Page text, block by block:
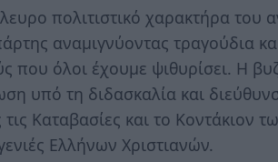
πολιτιστικό χαρακτήρα του
αναμιγνύοντας τραγούδια
που όλοι έχουμε ψιθυρίσει. Η
υπό τη διδασκαλία και
Καταβασίες και το Κοντάκιον
Ελλήνων Χριστιανών.